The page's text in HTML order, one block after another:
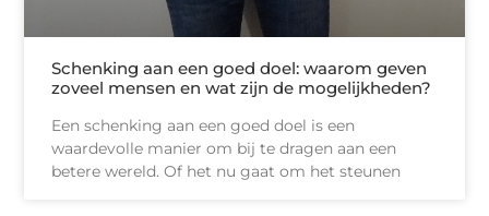
Schenking aan een goed doel: waarom geven
zoveel mensen en wat zijn de mogelijkheden?
Een schenking aan een goed doel is een
waardevolle manier om bij te dragen aan een
betere wereld. Of het nu gaat om het steunen